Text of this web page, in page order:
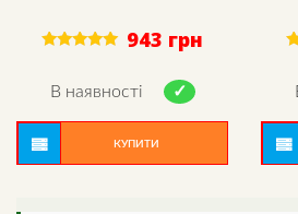
out of 5
943 грн
В наявності
КУПИТИ